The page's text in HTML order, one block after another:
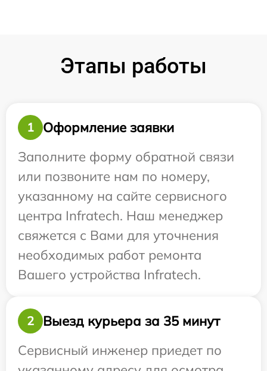
Этапы работы
1
Оформление заявки
Заполните форму обратной связи
или позвоните нам по номеру,
указанному на сайте сервисного
центра Infratech. Наш менеджер
свяжется с Вами для уточнения
необходимых работ ремонта
Вашего устройства Infratech.
2
Выезд курьера за 35 минут
Сервисный инженер приедет по